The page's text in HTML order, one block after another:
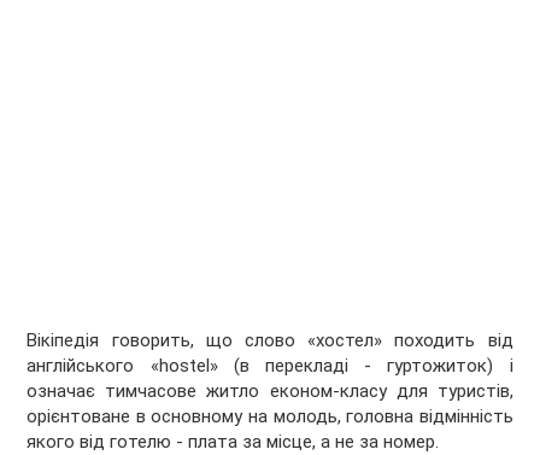
Вікіпедія говорить, що слово «хостел» походить від
англійського «hostel» (в перекладі - гуртожиток) і
означає тимчасове житло економ-класу для туристів,
орієнтоване в основному на молодь, головна відмінність
якого від готелю - плата за місце, а не за номер.